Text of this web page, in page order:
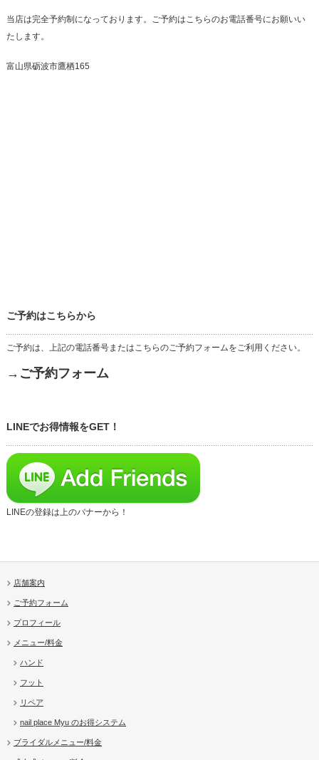
当店は完全予約制になっております。ご予約はこちらのお電話番号にお願いい
たします。
富山県砺波市鷹栖165
ご予約はこちらから
ご予約は、上記の電話番号またはこちらのご予約フォームをご利用ください。
→ご予約フォーム
LINEでお得情報をGET！
LINEの登録は上のバナーから！
店舗案内
ご予約フォーム
プロフィール
メニュー/料金
ハンド
フット
リペア
nail place Myu のお得システム
ブライダルメニュー/料金